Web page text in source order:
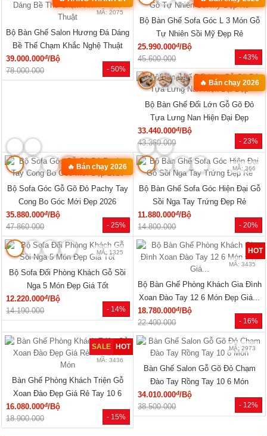
- 46%
🔥 TỦ BÁN CHẠY
Tủ Quần Áo Tự Nhiên Vân Sồi Đa
Cánh Kèm Cụm Ngăn Kéo Giá Rẻ
9.180.000đ/Cái
17.000.000
- 12%
MÃ: 2686
Tủ Quần Áo Hiện Đại Gỗ Công
Nghiệp Màu Nâu Đẹp Giá Rẻ...
7.020.000đ/Cái
8.000.000
HOT
MÃ: 7288
Sồi Màu Óc Chó Thanh Lịch
15.550.000đ /Cái
- 26%
Tủ Áo Gỗ Cao Su Veneer Óc Chó 4
Cánh Dáng Trơn Tối Giản
17.110.000đ /Cái
23.040.000
🔥 Gỗ tự nhiên 100%